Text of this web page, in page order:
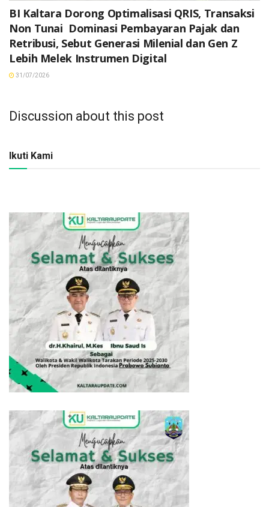
BI Kaltara Dorong Optimalisasi QRIS, Transaksi
Non Tunai Dominasi Pembayaran Pajak dan
Retribusi, Sebut Generasi Milenial dan Gen Z
Lebih Melek Instrumen Digital
31/07/2026
Discussion about this post
Ikuti Kami